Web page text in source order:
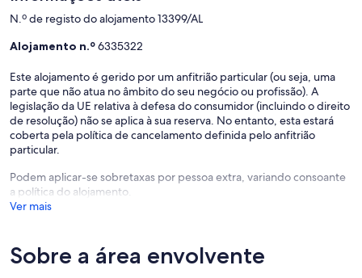
N.º de registo do alojamento 13399/AL
Alojamento n.º6335322
Este alojamento é gerido por um anfitrião particular (ou seja, uma
parte que não atua no âmbito do seu negócio ou profissão). A
legislação da UE relativa à defesa do consumidor (incluindo o direito
de resolução) não se aplica à sua reserva. No entanto, esta estará
coberta pela política de cancelamento definida pelo anfitrião
particular.
Podem aplicar-se sobretaxas por pessoa extra, variando consoante
a política do alojamento.
Ver mais
Sobre a área envolvente